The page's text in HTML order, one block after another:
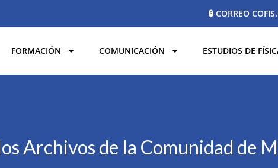
🔒 CORREO
FORMACIÓN COMUNICACIÓN ESTUDIOS DE
Archivos de la Comunidad de